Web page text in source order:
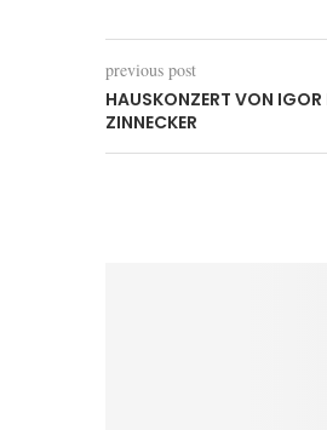
previous post
HAUSKONZERT VON
ZINNECKER